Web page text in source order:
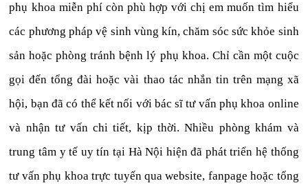
phụ khoa miễn phí còn phù hợp với chị em muốn tìm hiểu
các phương pháp vệ sinh vùng kín, chăm sóc sức khỏe sinh
sản hoặc phòng tránh bệnh lý phụ khoa. Chỉ cần một cuộc
gọi đến tổng đài hoặc vài thao tác nhắn tin trên mạng xã
hội, bạn đã có thể kết nối với bác sĩ tư vấn phụ khoa online
và nhận tư vấn chi tiết, kịp thời. Nhiều phòng khám và
trung tâm y tế uy tín tại Hà Nội hiện đã phát triển hệ thống
tư vấn phụ khoa trực tuyến qua website, fanpage hoặc tổng